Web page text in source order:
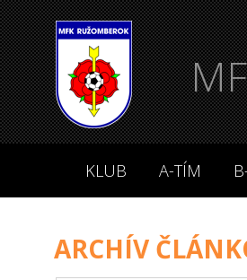
KLUB A-TÍM
ARCHÍV